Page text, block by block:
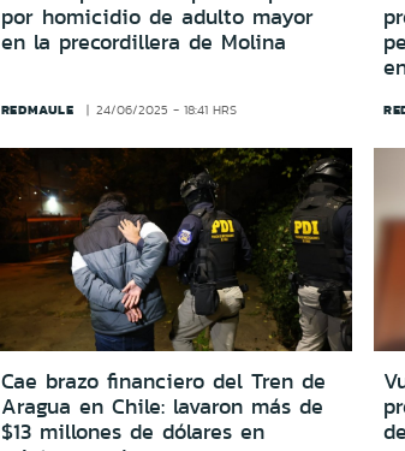
por homicidio de adulto mayor
en la precordillera de Molina
REDMAULE 24/06/2025 - 18:41 HRS
Cae brazo financiero del Tren de
Aragua en Chile: lavaron más de
$13 millones de dólares en